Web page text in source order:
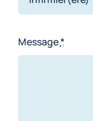
Message*